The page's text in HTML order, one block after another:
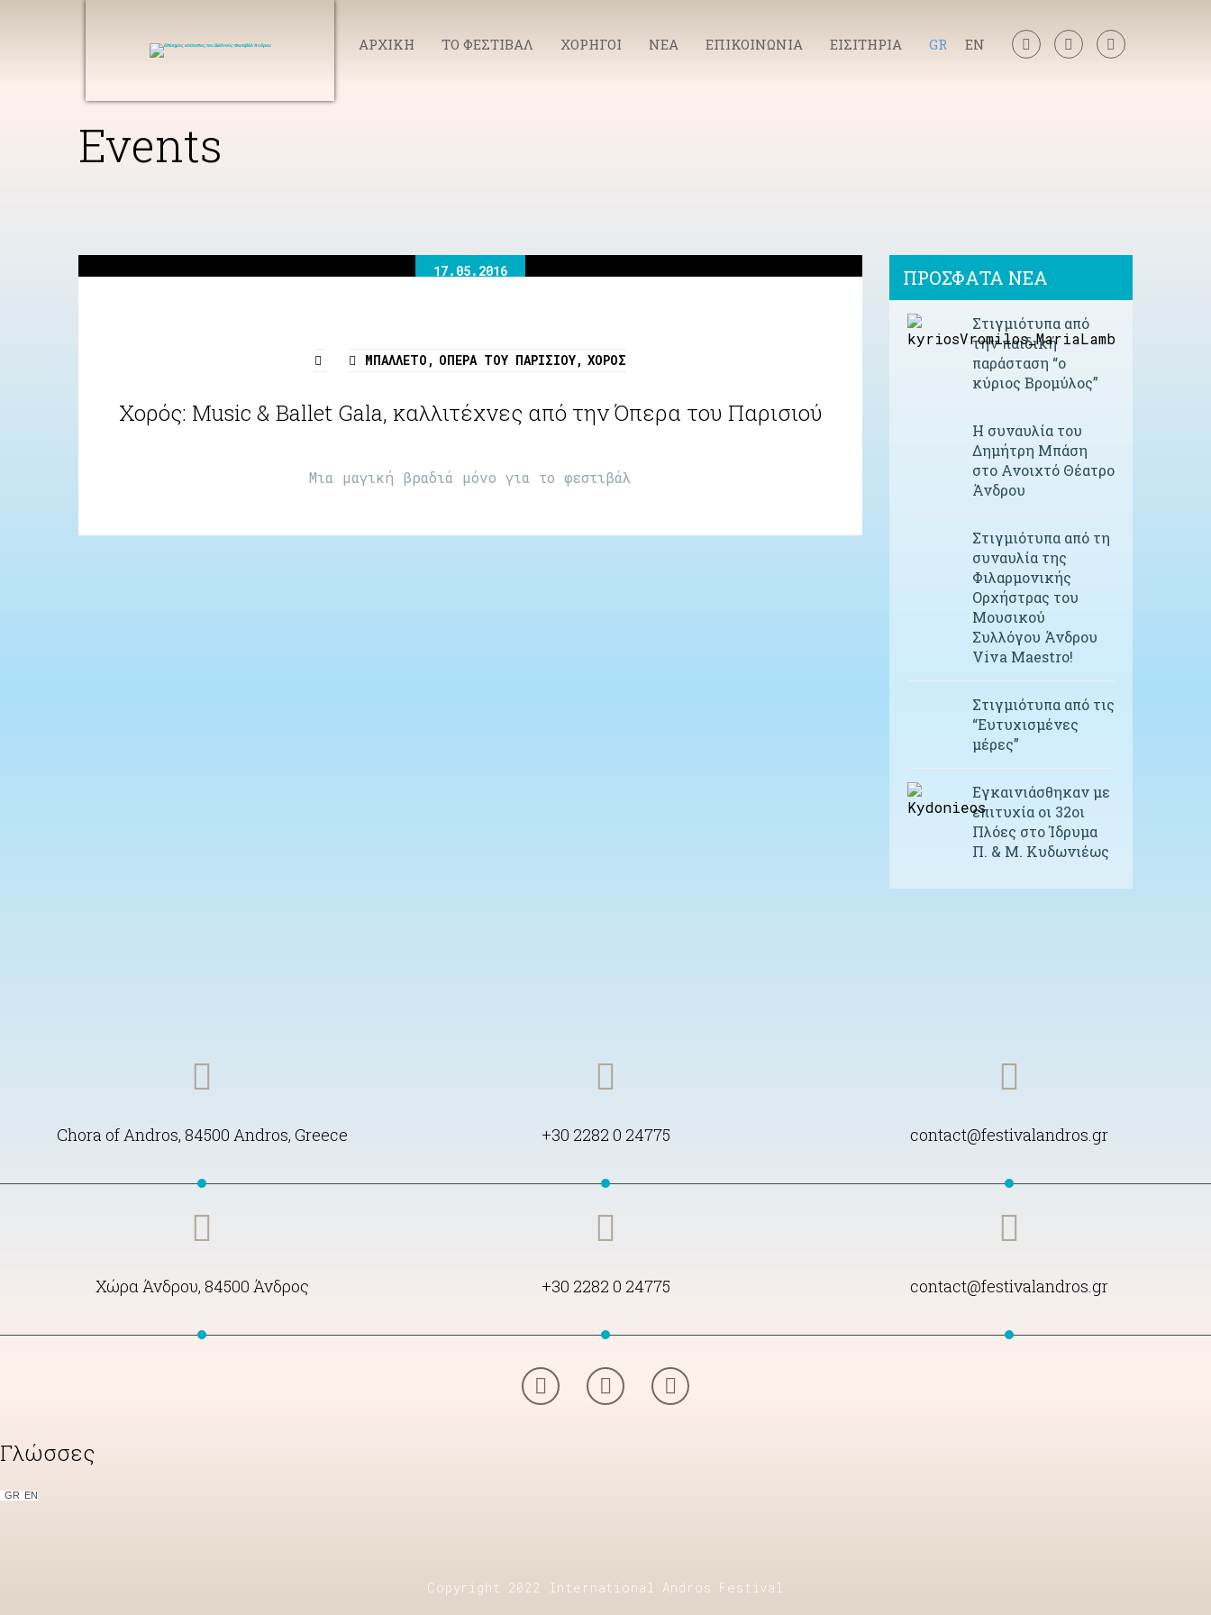
ΑΡΧΙΚΗ ΤΟ ΦΕΣΤΙΒΑΛ ΧΟΡΗΓΟΙ ΝΕΑ ΕΠΙΚΟΙΝΩΝΙΑ ΕΙΣΙΤΗΡΙΑ GR ΕΝ
Events
17.05.2016
ΜΠΑΛΛΈΤΟ , ΌΠΕΡΑ ΤΟΥ ΠΑΡΙΣΙΟΎ, ΧΟΡΌΣ
Χορός: Music & Ballet Gala, καλλιτέχνες από την Όπερα του Παρισιού
Μια μαγική βραδιά μόνο για το φεστιβάλ
ΠΡΟΣΦΑΤΑ ΝΕΑ
Στιγμιότυπα από
την παιδική
παράσταση “ο
κύριος Βρομύλος”
Η συναυλία του
Δημήτρη Μπάση
στο Ανοιχτό Θέατρο
Άνδρου
Στιγμιότυπα από τη
συναυλία της
Φιλαρμονικής
Ορχήστρας του
Μουσικού
Συλλόγου Άνδρου
Viva Maestro!
Στιγμιότυπα από τις
“Ευτυχισμένες
μέρες”
Εγκαινιάσθηκαν με
επιτυχία οι 32οι
Πλόες στο Ίδρυμα
Π. & Μ. Κυδωνιέως
Chora of Andros, 84500 Andros, Greece +30 2282 0 24775 contact@festivalandros.gr
Χώρα Άνδρου, 84500 Άνδρος +30 2282 0 24775 contact@festivalandros.gr
Γλώσσες
GR ΕΝ
Copyright 2022 International Andros Festival